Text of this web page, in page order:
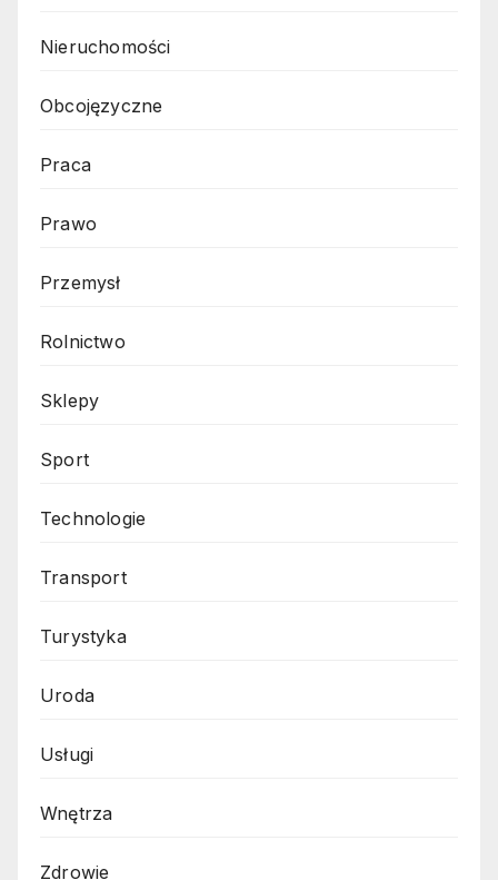
Nieruchomości
Obcojęzyczne
Praca
Prawo
Przemysł
Rolnictwo
Sklepy
Sport
Technologie
Transport
Turystyka
Uroda
Usługi
Wnętrza
Zdrowie